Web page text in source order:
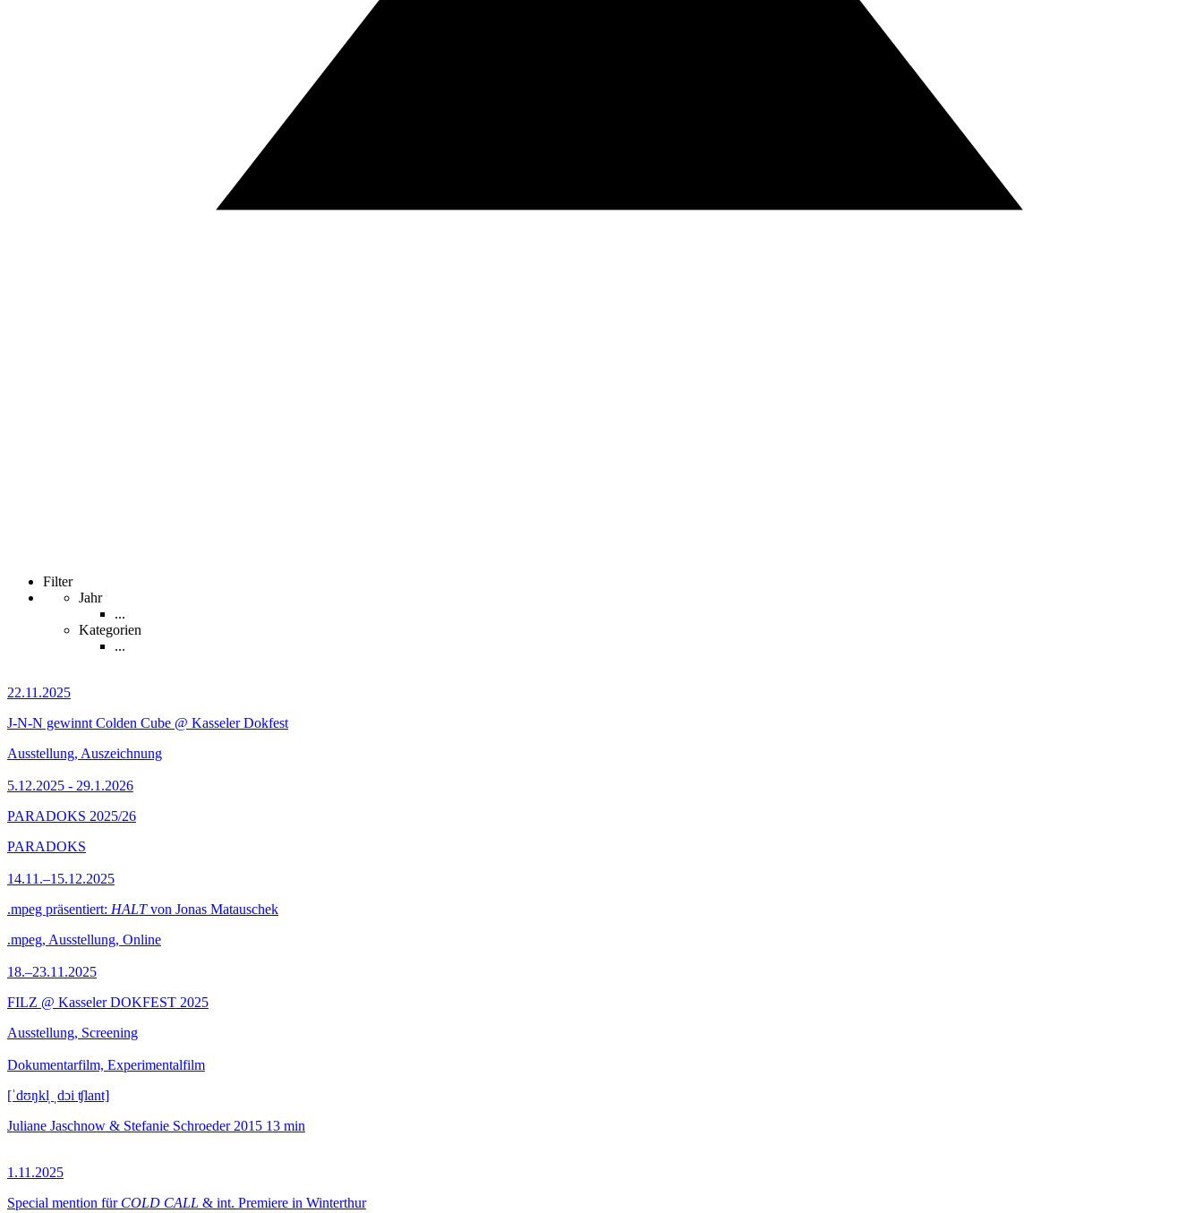
Filter
Jahr
...
Kategorien
...
22.11.2025
J-N-N gewinnt Colden Cube @ Kasseler Dokfest
Ausstellung, Auszeichnung
5.12.2025 - 29.1.2026
PARADOKS 2025/26
PARADOKS
14.11.–15.12.2025
.mpeg präsentiert: HALTvon Jonas Matauschek
.mpeg, Ausstellung, Online
18.–23.11.2025
FILZ @ Kasseler DOKFEST 2025
Ausstellung, Screening
Dokumentarfilm, Experimentalfilm
[ˈdʊŋkl̩ ˌdɔi ʧlant]
Juliane Jaschnow & Stefanie Schroeder 2015 13 min
1.11.2025
Special mention für COLD CALL & int. Premiere in Winterthur